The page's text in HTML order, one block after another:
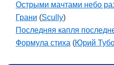
Острыми мачтами небо
Грани (Scully)
Последняя капля
Формула стиха (Юрий